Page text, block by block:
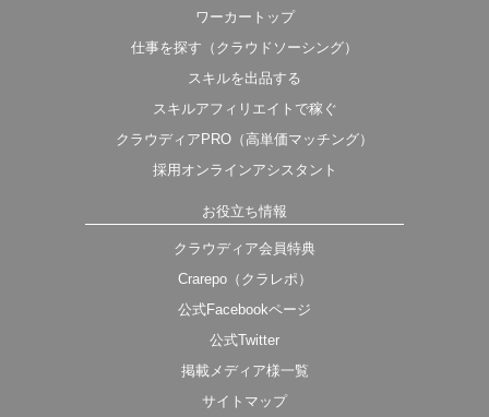
ワーカートップ
仕事を探す（クラウドソーシング）
スキルを出品する
スキルアフィリエイトで稼ぐ
クラウディアPRO（高単価マッチング）
採用オンラインアシスタント
お役立ち情報
クラウディア会員特典
Crarepo（クラレポ）
公式Facebookページ
公式Twitter
掲載メディア様一覧
サイトマップ